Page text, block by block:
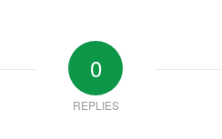
0
REPLIES